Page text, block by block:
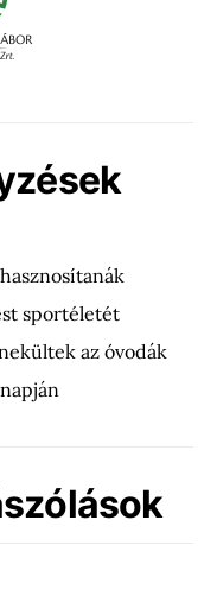
sportéletét
az óvodák